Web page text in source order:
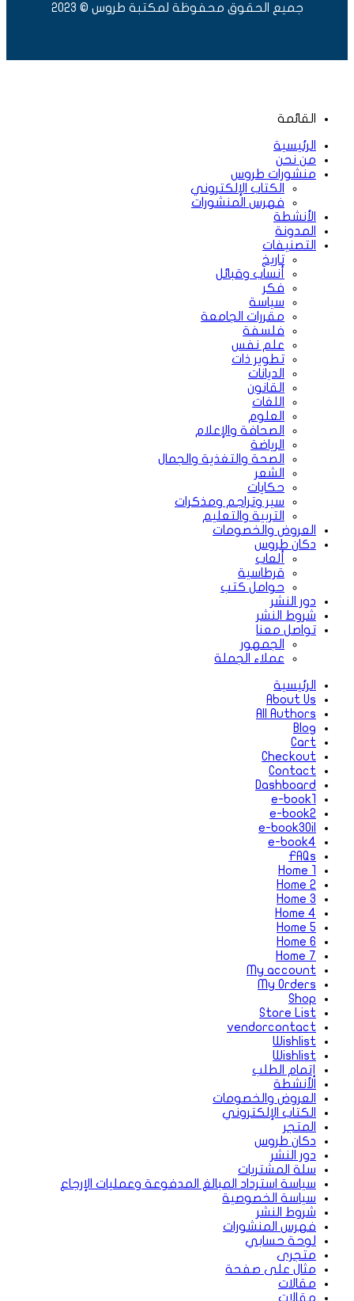
جميع الحقوق محفوظة لمكتبة طروس © 2023
القائمة
الرئيسية
من نحن
منشورات طروس
الكتاب الإلكتروني
فهرس المنشورات
الأنشطة
المدونة
التصنيفات
تاريخ
أنساب وقبائل
فكر
سياسة
مقررات الجامعة
فلسفة
علم نفس
تطوير ذات
الديانات
القانون
اللغات
العلوم
الصحافة والإعلام
الرياضة
الصحة والتغذية والجمال
الشعر
حكايات
سير وتراجم ومذكرات
التربية والتعليم
العروض والخصومات
دكان طروس
ألعاب
قرطاسية
حوامل كتب
دور النشر
شروط النشر
تواصل معنا
الجمهور
عملاء الجملة
الرئيسية
About Us
All Authors
Blog
Cart
Checkout
Contact
Dashboard
e-book1
e-book2
e-book3Oil
e-book4
FAQs
Home 1
Home 2
Home 3
Home 4
Home 5
Home 6
Home 7
My account
My Orders
Shop
Store List
vendorcontact
Wishlist
Wishlist
إتمام الطلب
الأنشطة
العروض والخصومات
الكتاب الإلكتروني
المتجر
دكان طروس
دور النشر
سلة المشتريات
سياسة استرداد المبالغ المدفوعة وعمليات الإرجاع
سياسة الخصوصية
شروط النشر
فهرس المنشورات
لوحة حسابي
متجرى
مثال على صفحة
مقالات
مقالات